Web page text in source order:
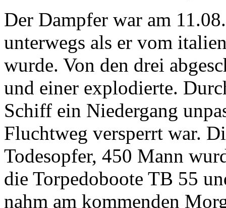
Der Dampfer war am
unterwegs als er vom
wurde. Von den drei
und einer explodierte.
Schiff ein Niedergang
Fluchtweg versperrt war.
Todesopfer, 450 Mann
die Torpedoboote TB 55
nahm am kommenden